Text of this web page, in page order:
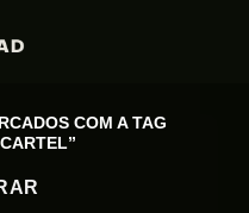
COM A TAG